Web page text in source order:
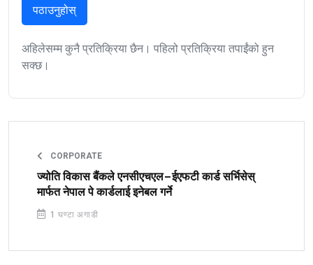
पठाउनुहोस्
अहिलेसम्म कुनै प्रतिक्रिया छैन। पहिलो प्रतिक्रिया तपाईंको हुन
सक्छ।
CORPORATE
ज्योति विकास बैंकले एनसीएचएल–ईएफटी कार्ड सर्भिसेस्
मार्फत नेपाल पे कार्डलाई इनेबल गर्ने
1 घण्टा अगाडी